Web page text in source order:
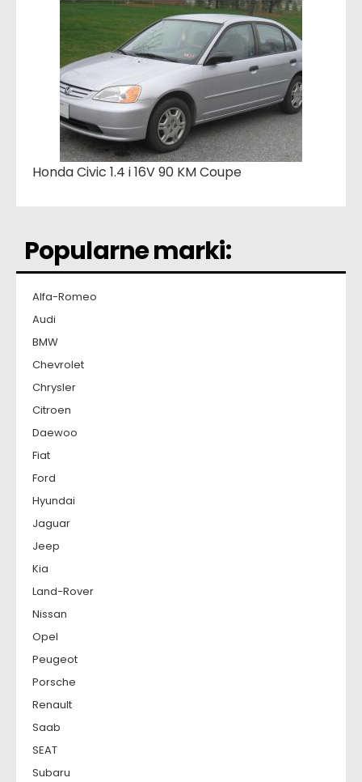
Honda Civic 1.4 i 16V 90 KM Coupe
Popularne marki:
Alfa-Romeo
Audi
BMW
Chevrolet
Chrysler
Citroen
Daewoo
Fiat
Ford
Hyundai
Jaguar
Jeep
Kia
Land-Rover
Nissan
Opel
Peugeot
Porsche
Renault
Saab
SEAT
Subaru